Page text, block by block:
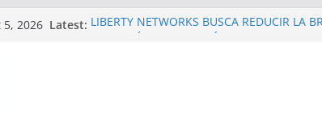
2026 Latest: LIBERTY NETWORKS BUSCA REDUCIR LA